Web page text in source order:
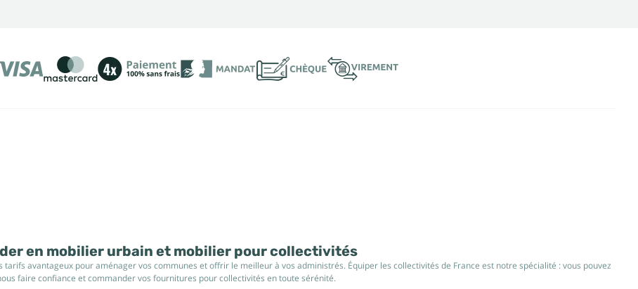
en mobilier urbain et mobilier pour collectivités
avantageux pour aménager vos communes et offrir le meilleur à vos administrés. Équiper les collectivités de France est notre spécialité : vous pouvez
faire confiance et commander vos fournitures pour collectivités en toute sérénité.